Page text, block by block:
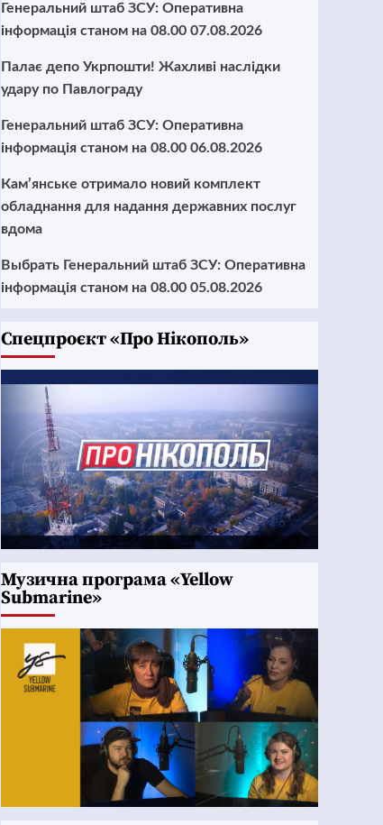
Генеральний штаб ЗСУ: Оперативна
інформація станом на 08.00 07.08.2026
Палає депо Укрпошти! Жахливі наслідки
удару по Павлограду
Генеральний штаб ЗСУ: Оперативна
інформація станом на 08.00 06.08.2026
Кам’янське отримало новий комплект
обладнання для надання державних послуг
вдома
Выбрать Генеральний штаб ЗСУ: Оперативна
інформація станом на 08.00 05.08.2026
Cпецпроєкт «Про Нікополь»
Музична програма «Yellow
Submarine»